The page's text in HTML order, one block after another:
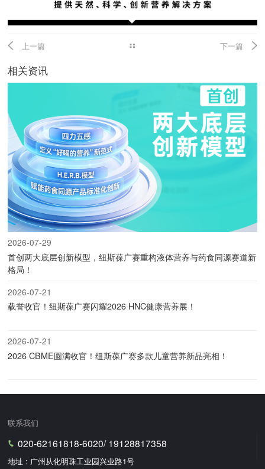
上一篇 下一篇
相关资讯
2026-07-29
首创两大底层创新模型，纽斯葆广赛重构液体营养与药食同源赛道新
格局！
2026-07-21
载誉收官！纽斯葆广赛闪耀2026 HNC健康营养展！
2026-07-21
2026 CBME圆满收官！纽斯葆广赛多款儿童营养新品亮相！
联系我们
020-62161818-6020/ 19128817358
地址 : 广州从化明珠工业园兴业路1号